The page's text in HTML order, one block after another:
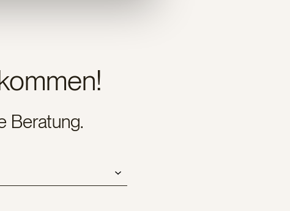
Beratung.